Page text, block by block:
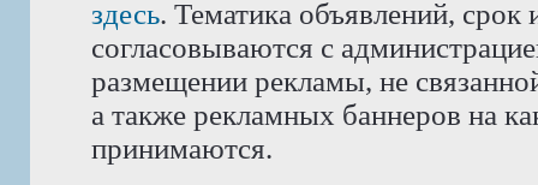
здесь. Тематика объявлений,
согласовываются с
размещении рекламы, не
а также рекламных баннеров на
принимаются.